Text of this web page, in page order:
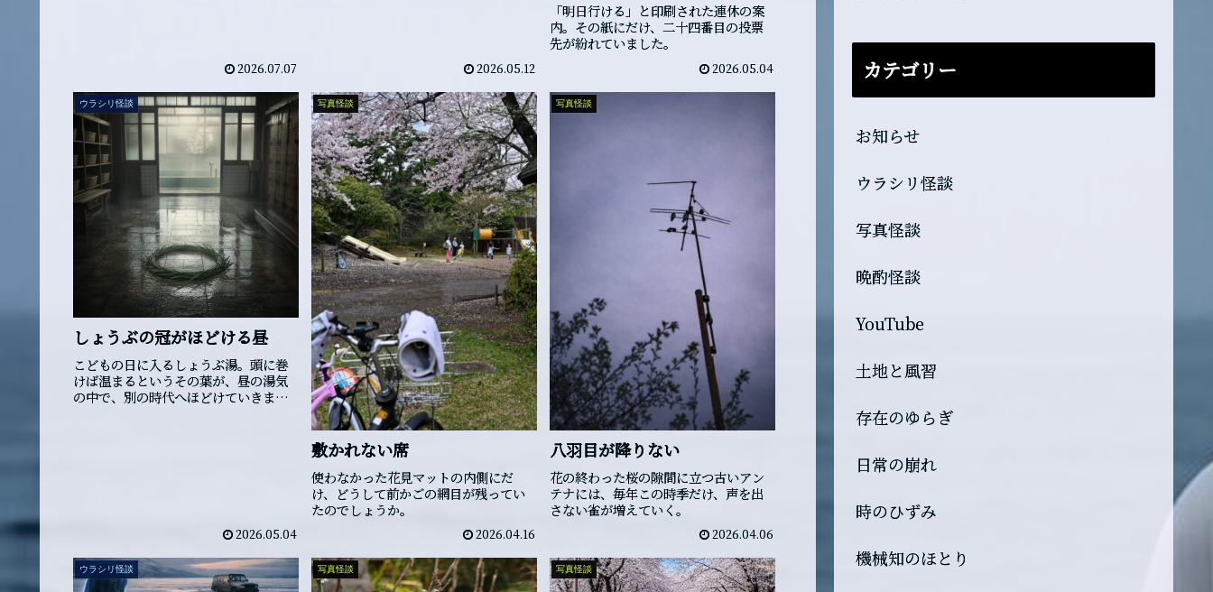
2026.07.07 2026.05.12
「明日行ける」と印刷された連休の案
内。その紙にだけ、二十四番目の投票
先が紛れていました。
2026.05.04
ウラシリ怪談
しょうぶの冠がほどける昼
こどもの日に入るしょうぶ湯。頭に巻
けば温まるというその葉が、昼の湯気
の中で、別の時代へほどけていきま
2026.05.04
写真怪談
敷かれない席
使わなかった花見マットの内側にだ
け、どうして前かごの網目が残ってい
たのでしょうか。
2026.04.16
写真怪談
八羽目が降りない
花の終わった桜の隙間に立つ古いアン
テナには、毎年この時季だけ、声を出
さない雀が増えていく。
2026.04.06
ウラシリ怪談 写真怪談 写真怪談
カテゴリー
お知らせ
ウラシリ怪談
写真怪談
晩酌怪談
YouTube
土地と風習
存在のゆらぎ
日常の崩れ
時のひずみ
機械知のほとり